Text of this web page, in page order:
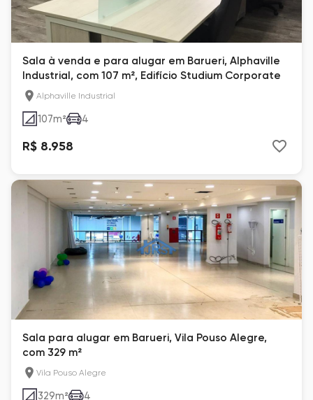
Sala à venda e para alugar em Barueri, Alphaville
Industrial, com 107 m², Edifício Studium Corporate
Alphaville Industrial
107m² 4
R$ 8.958
Sala para alugar em Barueri, Vila Pouso Alegre,
com 329 m²
Vila Pouso Alegre
329m² 4